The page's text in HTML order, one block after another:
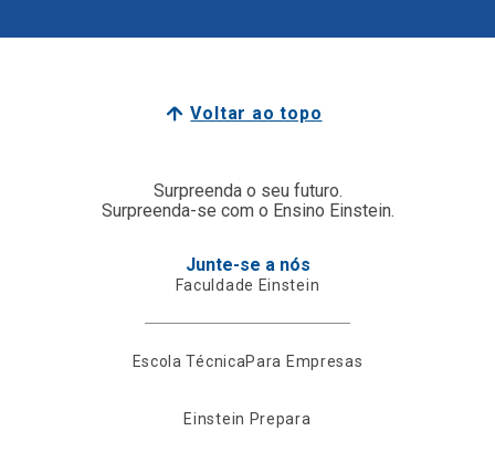
Voltar ao topo
Surpreenda o seu futuro.
Surpreenda-se com o Ensino Einstein.
Junte-se a nós
Faculdade Einstein
Escola TécnicaPara Empresas
Einstein Prepara